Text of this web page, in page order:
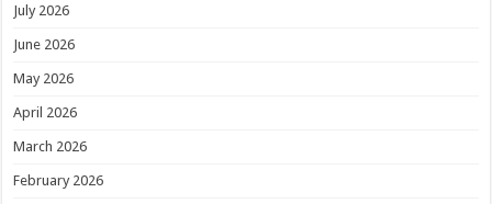
July 2026
June 2026
May 2026
April 2026
March 2026
February 2026